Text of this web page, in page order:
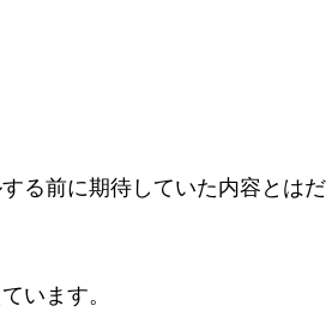
る前に期待していた内容とはだ
います。